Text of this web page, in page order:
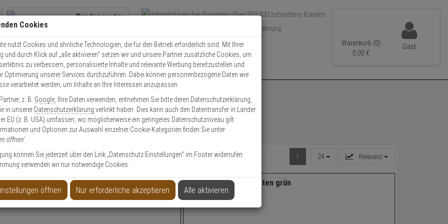
Kundencenter
Kontaktservice nutzen
Mo. - Do.: 8:00 - 16:30 Fr. 8:00 - 14:00 Uhr
Über 350.000 zufriedene Kunden
Über 15 Jahre Erfahrung
Schneller Versand
Warenkorb (0)
0, 00 €
Gast
1 24 Relevanz
21 Briefkasten anthrazitgrau Safepost 21 Briefkasten grün
Cookies
nutzt Cookies und ähnliche Technologien, die für den Betrieb erforderlich sind. Mit Ihrer
und durch Klick auf „alle aktivieren“ setzen wir und unsere Partner zusätzliche Cookies, um
zu verbessern, personalisierte Inhalte und relevante Werbung bereitzustellen und
Optimierung unserer Services durchzuführen. Dabei können personenbezogene Daten wie
verarbeitet werden, um Inhalte an Ihre Interessen anzupassen.
z. B. Google , Ihre Daten verwenden, entnehmen Sie bitte deren Datenschutzerklärung,
in unserer Datenschutzerklärung verlinkt haben. Dies kann auch den Datentransfer in Länder
EU (z. B. USA) umfassen, wo möglicherweise ein geringeres Datenschutzniveau gilt.
und Optionen zur Auswahl einzelner Cookie-Kategorien finden Sie unter
öffnen'.
können Sie jederzeit über den Link „Datenschutz Einstellungen“ im Footer widerrufen.
verwenden wir nur notwendige Cookies.
öffnen Nur erforderliche akzeptieren Alle aktivieren